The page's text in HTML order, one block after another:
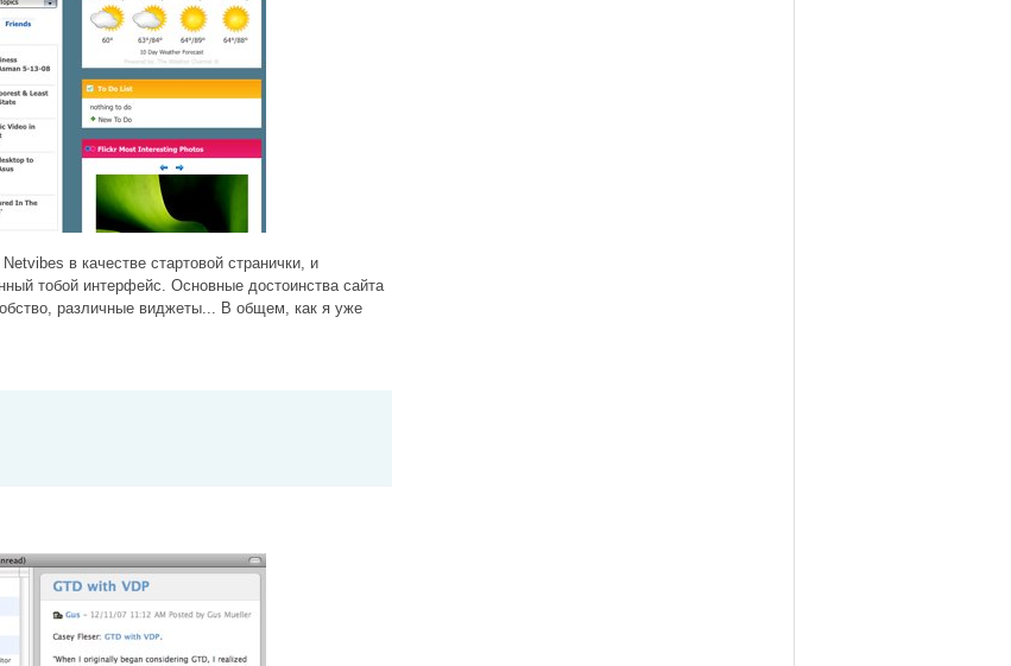
в качестве стартовой странички, и
тобой интерфейс. Основные достоинства сайта
различные виджеты... В общем, как я уже